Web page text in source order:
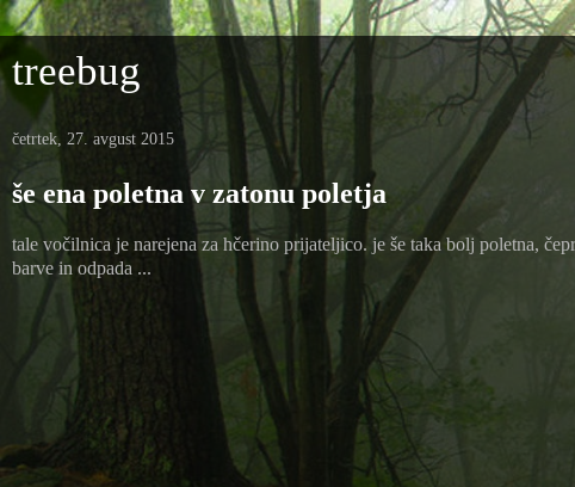
treebug
četrtek, 27. avgust 2015
še ena poletna v zatonu poletja
tale vočilnica je narejena za hčerino prijateljico. je še taka bolj poletna,
barve in odpada ...